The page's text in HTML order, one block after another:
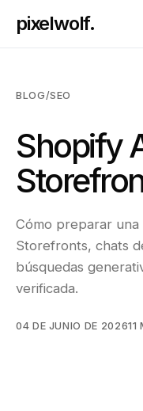
pixelwolf.
BLOG/SEO
Shopify
Cómo preparar
Storefronts, chats
búsquedas
verificada.
04 DE JUNIO DE 202611